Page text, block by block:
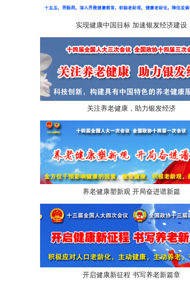
实现健康中国目标 加速银发经济建设
关注养老健康，助力银发经济
养老健康塑新观 开局奋进谱新篇
开启健康新征程 书写养老新篇章